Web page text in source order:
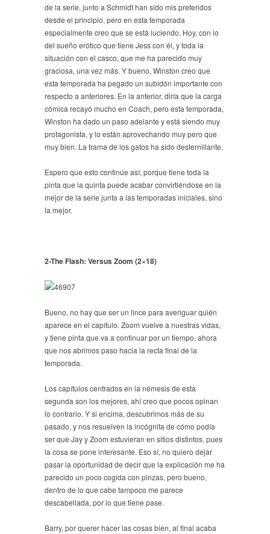
de la serie, junto a Schmidt han sido mis preferidos
desde el principio, pero en esta temporada
especialmente creo que se está luciendo. Hoy, con lo
del sueño erótico que tiene Jess con él, y toda la
situación con el casco, que me ha parecido muy
graciosa, una vez más. Y bueno, Winston creo que
esta temporada ha pegado un subidón importante con
respecto a anteriores. En la anterior, diría que la carga
cómica recayó mucho en Coach, pero esta temporada,
Winston ha dado un paso adelante y está siendo muy
protagonista, y lo están aprovechando muy pero que
muy bien. La trama de los gatos ha sido desternillante.
Espero que esto continúe así, porque tiene toda la
pinta que la quinta puede acabar convirtiéndose en la
mejor de la serie junto a las temporadas iniciales, sino
la mejor.
2-The Flash: Versus Zoom (2×18)
Bueno, no hay que ser un lince para averiguar quién
aparece en el capítulo. Zoom vuelve a nuestras vidas,
y tiene pinta que va a continuar por un tiempo, ahora
que nos abrimos paso hacia la recta final de la
temporada.
Los capítulos centrados en la némesis de esta
segunda son los mejores, ahí creo que pocos opinan
lo contrario. Y si encima, descubrimos más de su
pasado, y nos resuelven la incógnita de cómo podía
ser que Jay y Zoom estuvieran en sitios distintos, pues
la cosa se pone interesante. Eso sí, no quiero dejar
pasar la oportunidad de decir que la explicación me ha
parecido un poco cogida con pinzas, pero bueno,
dentro de lo que cabe tampoco me parece
descabellada, por lo que tiene pase.
Barry, por querer hacer las cosas bien, al final acaba